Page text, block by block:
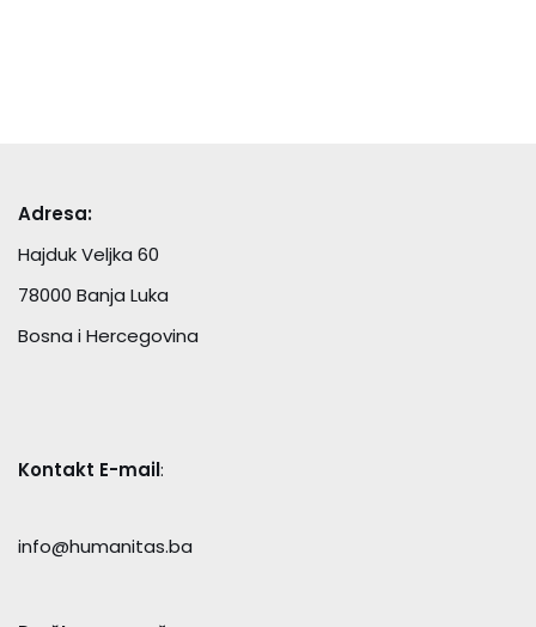
Adresa:
Hajduk Veljka 60
78000 Banja Luka
Bosna i Hercegovina
Kontakt E-mail:
info@humanitas.ba